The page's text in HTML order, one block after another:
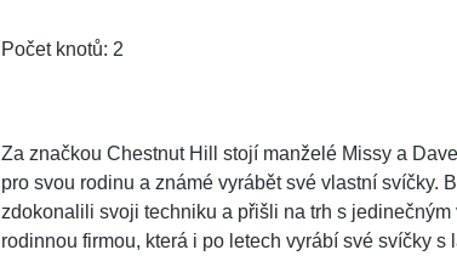
Počet knotů: 2
Za značkou Chestnut Hill stojí manželé Missy a
pro svou rodinu a známé vyrábět své vlastní svíčky.
zdokonalili svoji techniku a přišli na trh s
rodinnou firmou, která i po letech vyrábí své svíčky s